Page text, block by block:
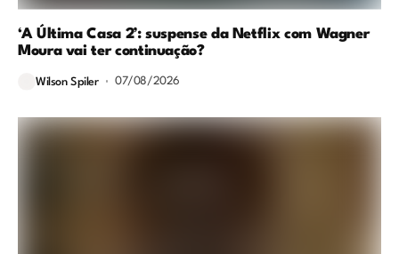
‘A Última Casa 2’: suspense da Netflix com Wagner
Moura vai ter continuação?
Wilson Spiler 07/08/2026